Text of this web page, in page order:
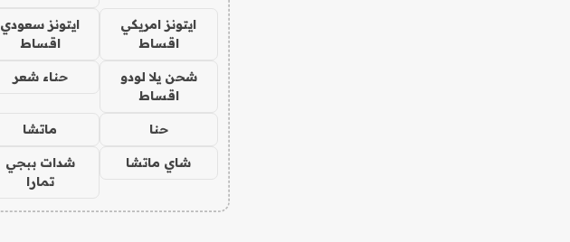
ايتونز امريكي
اقساط
ايتونز سعودي
اقساط
شحن يلا لودو
اقساط
حناء شعر
حنا ماتشا
شاي ماتشا
شدات ببجي
تمارا